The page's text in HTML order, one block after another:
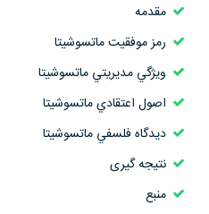
مقدمه
رمز موفقيت ماتسوشيتا
ويژگي مديريتي ماتسوشيتا
اصول اعتقادي ماتسوشيتا
ديدگاه فلسفي ماتسوشيتا
نتیجه گیری
منبع